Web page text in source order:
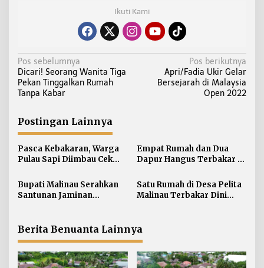
Ikuti Kami
N
a
v
g
a
s
i
o
Pos sebelumnya
Dicari! Seorang Wanita Tiga
Pekan Tinggalkan Rumah
Tanpa Kabar
Pos berikutnya
Apri/Fadia Ukir Gelar
Bersejarah di Malaysia
Open 2022
Postingan Lainnya
Pasca Kebakaran, Warga
Pulau Sapi Diimbau Cek
Listrik saat Bepergian
Empat Rumah dan Dua
Dapur Hangus Terbakar di
Bupati Malinau Serahkan
Santunan Jaminan
Ketenagakerjaan bagi 500
Pekerja Rentan
Satu Rumah di Desa Pelita
Malinau Terbakar Dini
Berita Benuanta Lainnya